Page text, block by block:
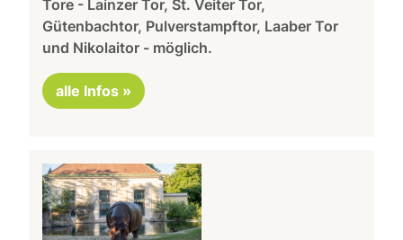
Tore - Lainzer Tor, St. Veiter Tor,
Gütenbachtor, Pulverstampftor, Laaber Tor
und Nikolaitor - möglich.
alle Infos »